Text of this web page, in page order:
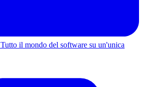
Tutto il mondo del software su un'unica